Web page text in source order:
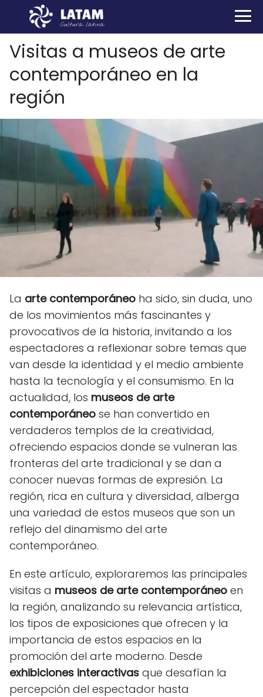
Visitas a museos de arte
contemporáneo en la
región
La arte contemporáneo ha sido, sin duda, uno
de los movimientos más fascinantes y
provocativos de la historia, invitando a los
espectadores a reflexionar sobre temas que
van desde la identidad y el medio ambiente
hasta la tecnología y el consumismo. En la
actualidad, los museos de arte
contemporáneo se han convertido en
verdaderos templos de la creatividad,
ofreciendo espacios donde se vulneran las
fronteras del arte tradicional y se dan a
conocer nuevas formas de expresión. La
región, rica en cultura y diversidad, alberga
una variedad de estos museos que son un
reflejo del dinamismo del arte
contemporáneo.
En este artículo, exploraremos las principales
visitas a museos de arte contemporáneo en
la región, analizando su relevancia artística,
los tipos de exposiciones que ofrecen y la
importancia de estos espacios en la
promoción del arte moderno. Desde
exhibiciones interactivas que desafían la
percepción del espectador hasta